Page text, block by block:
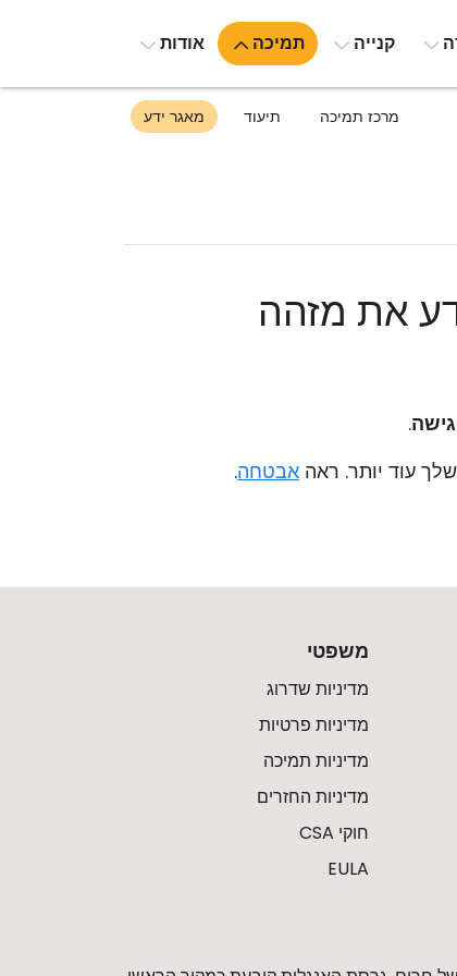
קנייה תמיכה אודות
מרכז תמיכה תיעוד מאגר ידע
את מזהה
.
אבטחה.
משפטי
מדיניות שדרוג
מדיניות פרטיות
מדיניות תמיכה
מדיניות החזרים
חוקי CSA
EULA